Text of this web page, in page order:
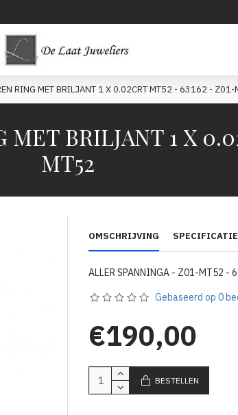
RING MET BRILJANT 1 X 0.02CRT MT52 - 63162 - Z01-
BRILJANT 1 X
MT52
OMSCHRIJVING
ALLER SPANNINGA - Z01-MT52 -
Gebaseerd op 0
€190,00
BESTELLEN